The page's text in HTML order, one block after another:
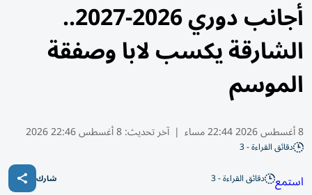
أجانب دوري 2026-2027..
الشارقة يكسب لابا وصفقة
الموسم
8 أغسطس 2026 22:44 مساء | آخر تحديث:8 أغسطس 22:46 2026
دقائق القراءة - 3
استمع دقائق القراءة - 3 شارك